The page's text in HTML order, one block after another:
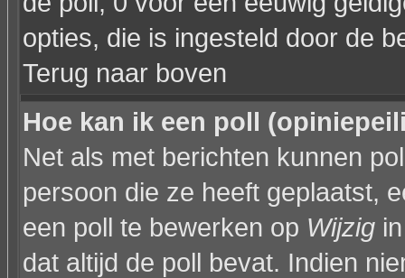
opties, die is ingesteld door de
Terug naar boven
Hoe kan ik een poll
Net als met berichten kunnen
persoon die ze heeft geplaatst,
een poll te bewerken op Wijzig
dat altijd de poll bevat. Indien